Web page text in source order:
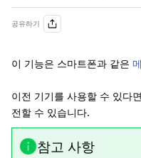
공유하기
이 기능은 스마트폰과 같은
이전 기기를 사용할 수 있다
전할 수 있습니다.
참고 사항